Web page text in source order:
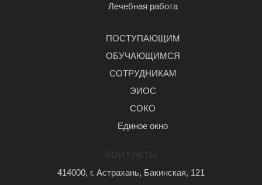
Лечебная работа
ПОСТУПАЮЩИМ
ОБУЧАЮЩИМСЯ
СОТРУДНИКАМ
ЭИОС
СОКО
Единое окно
414000, г. Астрахань, Бакинская, 121